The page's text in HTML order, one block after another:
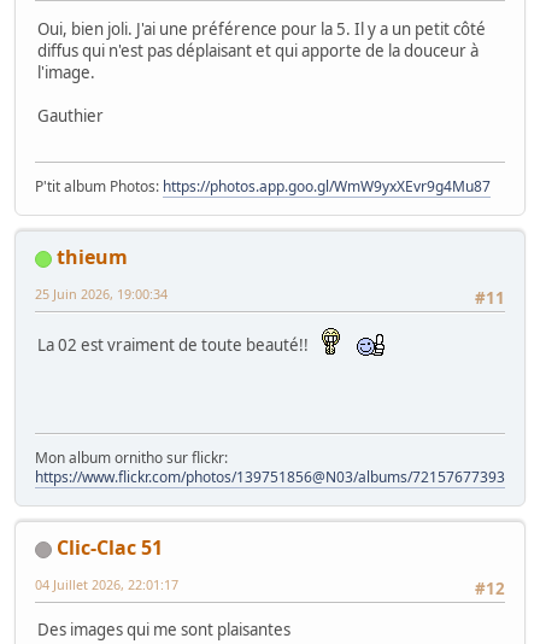
Oui, bien joli. J'ai une préférence pour la 5. Il y a un petit côté
diffus qui n'est pas déplaisant et qui apporte de la douceur à
l'image.
Gauthier
P'tit album Photos: https://photos.app.goo.gl/WmW9yxXEvr9g4Mu87
thieum
#11
25 Juin 2026, 19:00:34
La 02 est vraiment de toute beauté!!
Mon album ornitho sur flickr:
https://www.flickr.com/photos/139751856@N03/albums/
Clic-Clac 51
#12
04 Juillet 2026, 22:01:17
Des images qui me sont plaisantes